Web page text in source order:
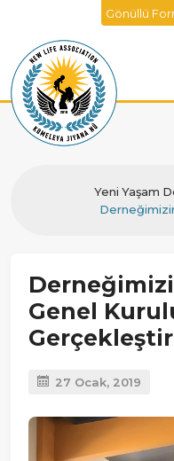
Gönüllü
Yeni Yaşam
Genel
27 Ocak, 2019